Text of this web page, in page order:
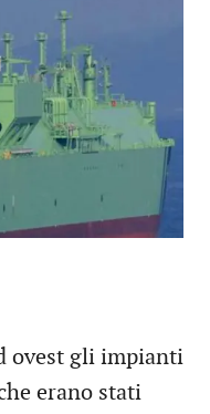
ovest gli impianti
erano stati